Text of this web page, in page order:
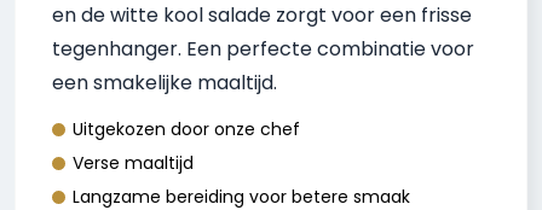
en de witte kool salade zorgt voor een frisse
tegenhanger. Een perfecte combinatie voor
een smakelijke maaltijd.
Uitgekozen door onze chef
Verse maaltijd
Langzame bereiding voor betere smaak